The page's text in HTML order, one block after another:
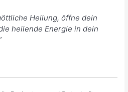
Heilung, öffne dein
heilende Energie in dein